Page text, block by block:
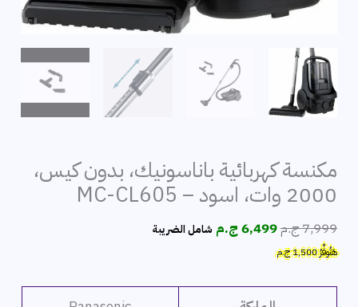
مكنسة كهربائية باناسونيك، بدون كيس،
2000 وات، اسود – MC-CL605
7,999ج.مالسعر
الأصلي
6,499 ج.م السعر
شامل الضريبة
هَتُوفِّرُ1,500ج.م